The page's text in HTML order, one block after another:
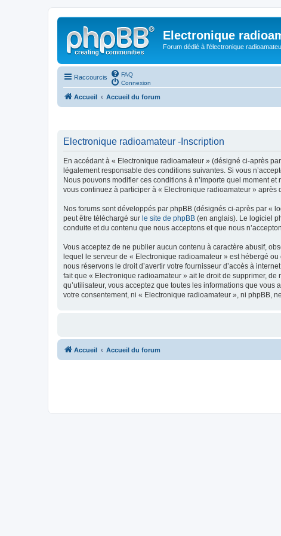
Electronique
Forum dédié à l'électronique
Raccourcis
FAQ
Connexion
Accueil Accueil du forum
Electronique radioamateur -Inscription
En accédant à « Electronique radioamateur » (désigné ci-après
légalement responsable des conditions suivantes. Si vous
Nous pouvons modifier ces conditions à n’importe quel moment
vous continuez à participer à « Electronique radioamateur »
Nos forums sont développés par phpBB (désignés ci-après par «
peut être téléchargé sur le site de phpBB (en anglais). Le logiciel
conduite et du contenu que nous acceptons et que nous
Vous acceptez de ne publier aucun contenu à caractère abusif,
lequel le serveur de « Electronique radioamateur » est hébergé
nous réservons le droit d’avertir votre fournisseur d’accès à
fait que « Electronique radioamateur » ait le droit de supprimer,
qu’utilisateur, vous acceptez que toutes les informations que
votre consentement, ni « Electronique radioamateur », ni phpBB,
Accueil Accueil du forum